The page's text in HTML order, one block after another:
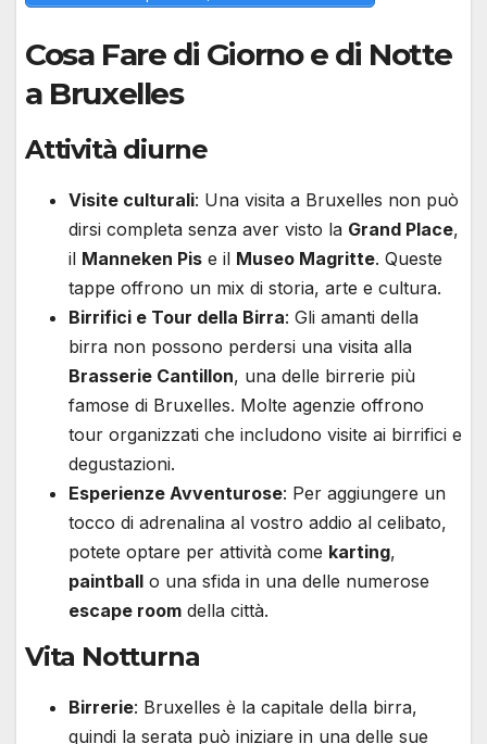
Cosa Fare di Giorno e di Notte
a Bruxelles
Attività diurne
Visite culturali: Una visita a Bruxelles non può
dirsi completa senza aver visto la Grand Place,
il Manneken Pis e il Museo Magritte. Queste
tappe offrono un mix di storia, arte e cultura.
Birrifici e Tour della Birra: Gli amanti della
birra non possono perdersi una visita alla
Brasserie Cantillon, una delle birrerie più
famose di Bruxelles. Molte agenzie offrono
tour organizzati che includono visite ai birrifici e
degustazioni.
Esperienze Avventurose: Per aggiungere un
tocco di adrenalina al vostro addio al celibato,
potete optare per attività come karting,
paintball o una sfida in una delle numerose
escape room della città.
Vita Notturna
Birrerie: Bruxelles è la capitale della birra,
quindi la serata può iniziare in una delle sue